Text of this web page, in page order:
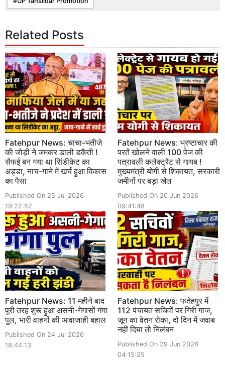
Related Posts
Fatehpur News: चाचा-भतीजे
की जोड़ी ने जमकर डाली डकैती !
सैफई बन गया था सिंडीकेट का
अड्डा, नाच-गाने में खर्च हुआ विकास
का पैसा
Published On 25 Jul 2026
19:22:52
Fatehpur News: भ्रष्टाचार की
परतें खोलने वाली 100 पेज की
पत्रावली कलेक्ट्रेट से गायब !
मुख्यमंत्री योगी से शिकायत, सरकारी
जमीनों पर बड़ा खेल
Published On 20 Jun 2026
09:41:48
Fatehpur News: 11 महीने बाद
पूरी तरह शुरू हुआ असनी-गेगासों गंगा
पुल, भारी वाहनों की आवाजाही बहाल
Published On 24 Jul 2026
18:44:13
Fatehpur News: फतेहपुर में
112 पंचायत सचिवों पर गिरी गाज,
जून का वेतन रोका, दो दिन में जवाब
नहीं दिया तो निलंबन
Published On 29 Jun 2026
04:15:25